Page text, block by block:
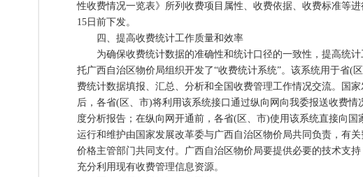
性收费情况一览表》所列收费项目属性、收费依据、收费标准等进
15日前下发。
四、提高收费统计工作质量和效率
为确保收费统计数据的准确性和统计口径的一致性，提高统计
托广西自治区物价局组织开发了“收费统计系统”。该系统用于省(
费统计数据填报、汇总、分析和全国收费管理工作情况交流。国
后，各省(区、市)将利用该系统接口通过纵向网向我委报送收费情
度分析报告；在纵向网开通前，各省(区、市)使用该系统直接向国
运行和维护由国家发展改革委与广西自治区物价局共同负责，有
价格主管部门共同支付。广西自治区物价局要提供必要的技术支
充分利用现有收费管理信息资源。